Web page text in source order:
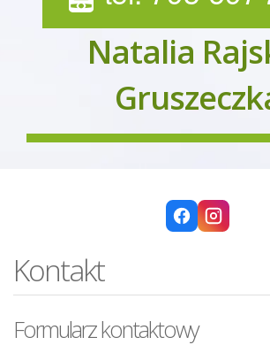
Natalia
Kontakt
Formularz kontaktowy